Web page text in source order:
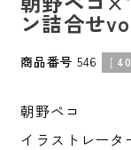
ン詰合せ
商品番号 546 [ 40
朝野ペコ
イラストレータ